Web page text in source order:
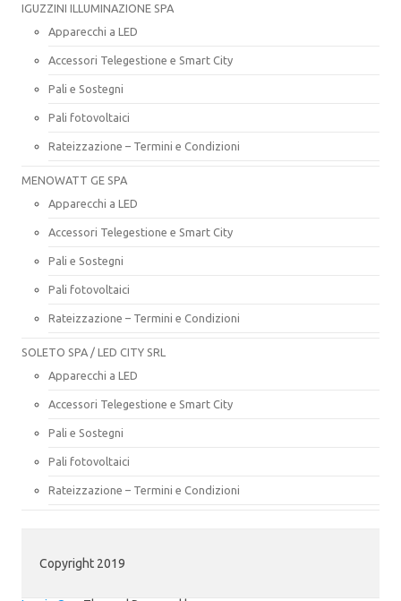
IGUZZINI ILLUMINAZIONE SPA
Apparecchi a LED
Accessori Telegestione e Smart City
Pali e Sostegni
Pali fotovoltaici
Rateizzazione – Termini e Condizioni
MENOWATT GE SPA
Apparecchi a LED
Accessori Telegestione e Smart City
Pali e Sostegni
Pali fotovoltaici
Rateizzazione – Termini e Condizioni
SOLETO SPA / LED CITY SRL
Apparecchi a LED
Accessori Telegestione e Smart City
Pali e Sostegni
Pali fotovoltaici
Rateizzazione – Termini e Condizioni
Copyright 2019